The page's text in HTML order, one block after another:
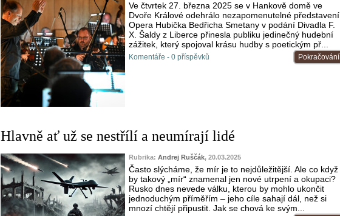
Ve čtvrtek 27. března 2025 se v Hankově domě ve
Dvoře Králové odehrálo nezapomenutelné představení.
Opera Hubička Bedřicha Smetany v podání Divadla F.
X. Šaldy z Liberce přinesla publiku jedinečný hudební
zážitek, který spojoval krásu hudby s poetickým př...
Pokračování
Komentáře - 0 příspěvků
Hlavně ať už se nestřílí a neumírají lidé
Rubrika: Andrej Ruščák, 20.03.2025
Často slýcháme, že mír je to nejdůležitější. Ale co když
by takový „mír“ znamenal jen nové utrpení a okupaci?
Rusko dnes nevede válku, kterou by mohlo ukončit
jednoduchým příměřím – jeho cíle sahají dál, než si
mnozí chtějí připustit. Jak se chová ke svým...